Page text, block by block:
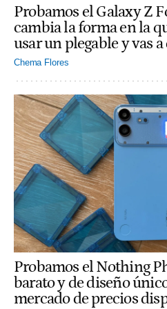
Probamos el Galaxy Z
cambia la forma en la
usar un plegable y vas
Chema Flores
Probamos el Nothing
barato y de diseño
mercado de precios